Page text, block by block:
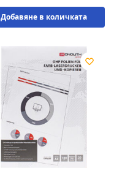
Добавяне в количката